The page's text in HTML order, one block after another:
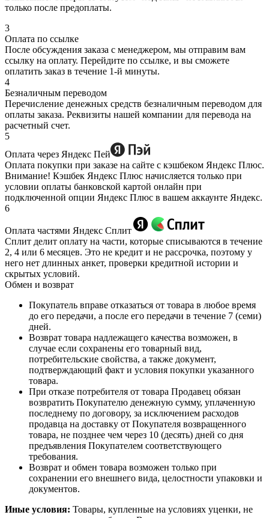
только после предоплаты.
3
Оплата по ссылке
После обсуждения заказа с менеджером, мы отправим вам
ссылку на оплату. Перейдите по ссылке, и вы сможете
оплатить заказ в течение 1-й минуты.
4
Безналичным переводом
Перечисление денежных средств безналичным переводом для
оплаты заказа. Реквизиты нашей компании для перевода на
расчетный счет.
5
Оплата через Яндекс Пей
Оплата покупки при заказе на сайте с кэшбеком Яндекс Плюс.
Внимание! Кэшбек Яндекс Плюс начисляется только при
условии оплаты банковской картой онлайн при
подключенной опции Яндекс Плюс в вашем аккаунте Яндекс.
6
Оплата частями Яндекс Сплит
Сплит делит оплату на части, которые списываются в течение
2, 4 или 6 месяцев. Это не кредит и не рассрочка, поэтому у
него нет длинных анкет, проверки кредитной истории и
скрытых условий.
Обмен и возврат
Покупатель вправе отказаться от товара в любое время
до его передачи, а после его передачи в течение 7 (семи)
дней.
Возврат товара надлежащего качества возможен, в
случае если сохранены его товарный вид,
потребительские свойства, а также документ,
подтверждающий факт и условия покупки указанного
товара.
При отказе потребителя от товара Продавец обязан
возвратить Покупателю денежную сумму, уплаченную
последнему по договору, за исключением расходов
продавца на доставку от Покупателя возвращенного
товара, не позднее чем через 10 (десять) дней со дня
предъявления Покупателем соответствующего
требования.
Возврат и обмен товара возможен только при
сохранении его внешнего вида, целостности упаковки и
документов.
Иные условия: Товары, купленные на условиях уценки, не